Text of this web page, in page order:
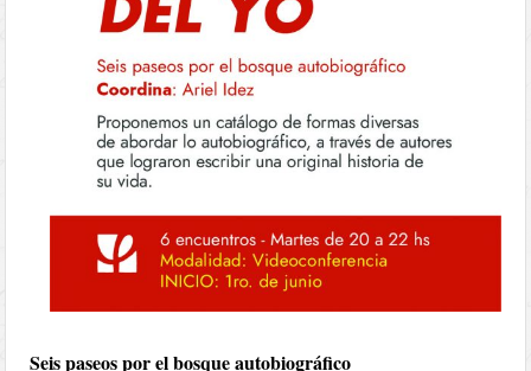
Seis paseos por el bosque autobiográfico